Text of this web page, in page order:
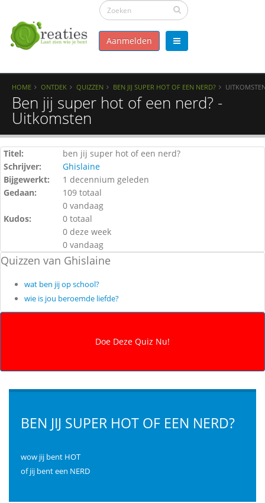
Aanmelden
HOME ONTDEK QUIZZEN BEN JIJ SUPER HOT OF EEN NERD?
Ben jij super hot of een nerd? -
Uitkomsten
Titel:
ben jij super hot of een nerd?
Schrijver:
Ghislaine
Bijgewerkt:
1 decennium geleden
Gedaan:
109 totaal
0 vandaag
Kudos:
0 totaal
0 deze week
0 vandaag
Quizzen van Ghislaine
wat ben jij op school?
wie is jou beroemde liefde?
BEN JIJ SUPER HOT OF EEN NERD?
wow jij bent HOT
of jij bent een NERD